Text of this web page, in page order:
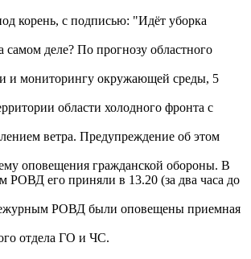
корень, с подписью: "Идёт уборка
деле? По прогнозу областного
и мониторингу окружающей среды, 5
области холодного фронта с
ветра. Предупреждение об этом
оповещения гражданской обороны. В
РОВД его приняли в 13.20 (за два часа до
РОВД были оповещены приемная
отдела ГО и ЧС.